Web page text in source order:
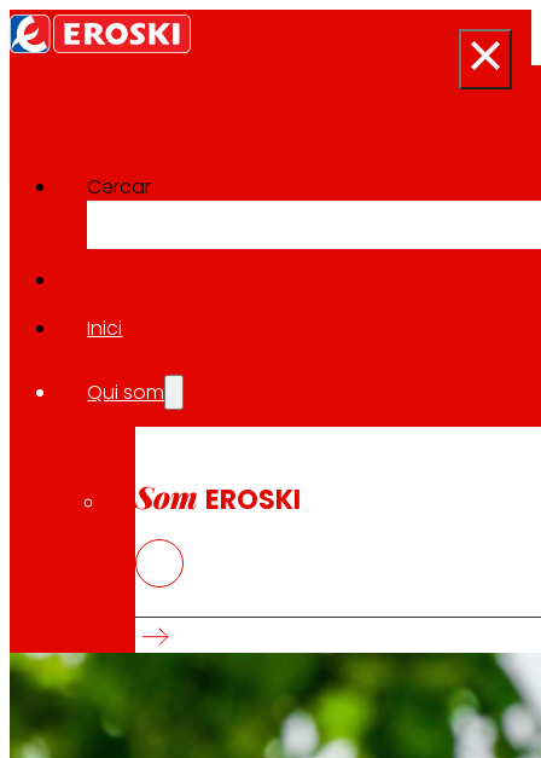
Cercar
Inici
Qui som
Som EROSKI
Tot el nostre ADN: un viatge per la missió, la
Sala de premsa
Tornar a totes les notícies
30.01.2026
EROSKI paga 14,8 milions
Des de 2002, el pagament d'interessos